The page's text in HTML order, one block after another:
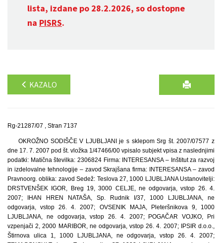
lista, izdane po 28.2.2026, so dostopne
na PISRS.
KAZALO
Rg-21287/07 , Stran 7137
OKROŽNO SODIŠČE V LJUBLJANI je s sklepom Srg št. 2007/07577 z
dne 17. 7. 2007 pod št. vložka 1/47466/00 vpisalo subjekt vpisa z naslednjimi
podatki: Matična številka: 2306824 Firma: INTERESANSA – Inštitut za razvoj
in izdelovalne tehnologije – zavod Skrajšana firma: INTERESANSA – zavod
Pravnoorg. oblika: zavod Sedež: Teslova 27, 1000 LJUBLJANA Ustanovitelji:
DRSTVENŠEK IGOR, Breg 19, 3000 CELJE, ne odgovarja, vstop 26. 4.
2007; IHAN HREN NATAŠA, Sp. Rudnik I/37, 1000 LJUBLJANA, ne
odgovarja, vstop 26. 4. 2007; OVSENIK MAJA, Pleteršnikova 9, 1000
LJUBLJANA, ne odgovarja, vstop 26. 4. 2007; POGAČAR VOJKO, Pri
vzpenjači 2, 2000 MARIBOR, ne odgovarja, vstop 26. 4. 2007; IPSIR d.o.o.,
Štirnova ulica 1, 1000 LJUBLJANA, ne odgovarja, vstop 26. 4. 2007;